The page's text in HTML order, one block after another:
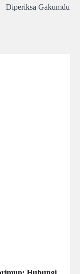
Diperiksa Gakumdu
Hubungi